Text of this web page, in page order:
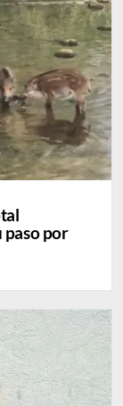
paso por